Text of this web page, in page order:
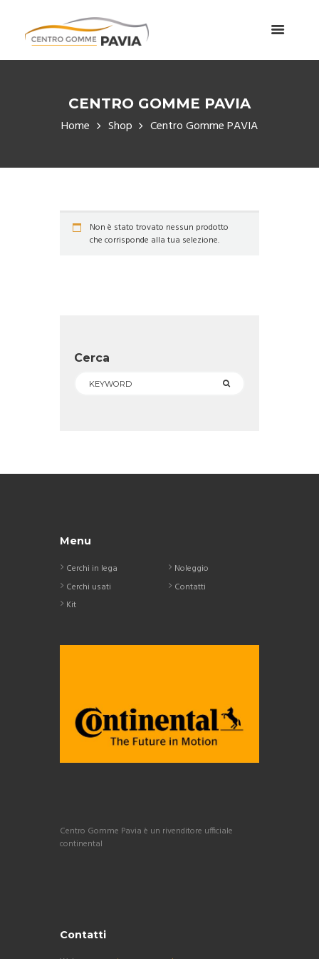
CENTRO GOMME PAVIA
Home Shop Centro Gomme PAVIA
Non è stato trovato nessun prodotto
che corrisponde alla tua selezione.
Cerca
Menu
Cerchi in lega
Cerchi usati
Kit
Noleggio
Contatti
Centro Gomme Pavia è un rivenditore ufficiale
continental
Contatti